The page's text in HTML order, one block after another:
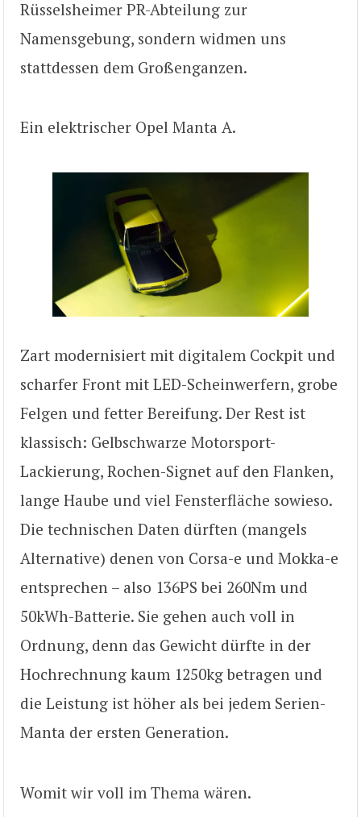
Rüsselsheimer PR-Abteilung zur
Namensgebung, sondern widmen uns
stattdessen dem Großenganzen.
Ein elektrischer Opel Manta A.
Zart modernisiert mit digitalem Cockpit und
scharfer Front mit LED-Scheinwerfern, grobe
Felgen und fetter Bereifung. Der Rest ist
klassisch: Gelbschwarze Motorsport-
Lackierung, Rochen-Signet auf den Flanken,
lange Haube und viel Fensterfläche sowieso.
Die technischen Daten dürften (mangels
Alternative) denen von Corsa-e und Mokka-e
entsprechen – also 136PS bei 260Nm und
50kWh-Batterie. Sie gehen auch voll in
Ordnung, denn das Gewicht dürfte in der
Hochrechnung kaum 1250kg betragen und
die Leistung ist höher als bei jedem Serien-
Manta der ersten Generation.
Womit wir voll im Thema wären.